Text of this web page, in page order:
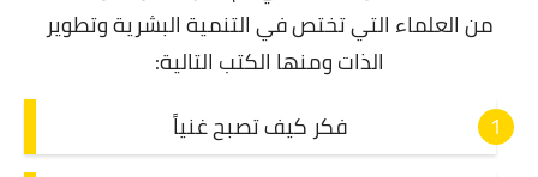
من العلماء التي تختص في التنمية البشرية وتطوير
الذات ومنها الكتب التالية:
فكر كيف تصبح غنياً